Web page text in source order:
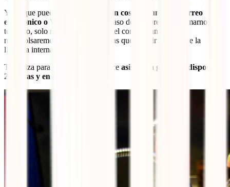
Y aunque puedes
contactarnos sin costo alguno por correo
electrónico o WhatsApp
, en el caso de que prefieras llamarnos por
teléfono, solo necesitas enviarnos el comprobante, y te
reembolsaremos para que no tengas que asumir el gasto de la
llamada internacional.
Tu póliza para Corea del Sur ofrece asistencia gratuita, disponible
24 horas y en tu idioma